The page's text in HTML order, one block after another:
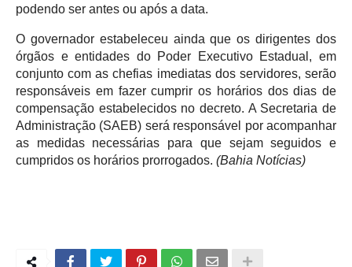
podendo ser antes ou após a data.
O governador estabeleceu ainda que os dirigentes dos
órgãos e entidades do Poder Executivo Estadual, em
conjunto com as chefias imediatas dos servidores, serão
responsáveis em fazer cumprir os horários dos dias de
compensação estabelecidos no decreto. A Secretaria de
Administração (SAEB) será responsável por acompanhar
as medidas necessárias para que sejam seguidos e
cumpridos os horários prorrogados. (Bahia Notícias)